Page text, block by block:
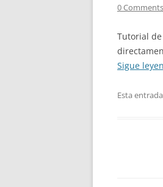
0 Comments
Tutorial
Sigue
Esta